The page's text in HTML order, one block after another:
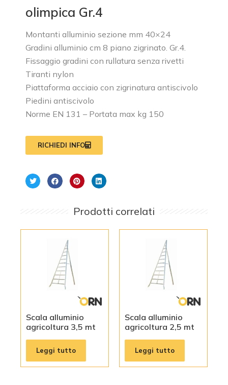
olimpica Gr.4
Montanti alluminio sezione mm 40×24
Gradini alluminio cm 8 piano zigrinato. Gr.4.
Fissaggio gradini con rullatura senza rivetti
Tiranti nylon
Piattaforma acciaio con zigrinatura antiscivolo
Piedini antiscivolo
Norme EN 131 – Portata max kg 150
RICHIEDI INFO
Prodotti correlati
Scala alluminio
agricoltura 3,5 mt
Leggi tutto
Scala alluminio
agricoltura 2,5 mt
Leggi tutto